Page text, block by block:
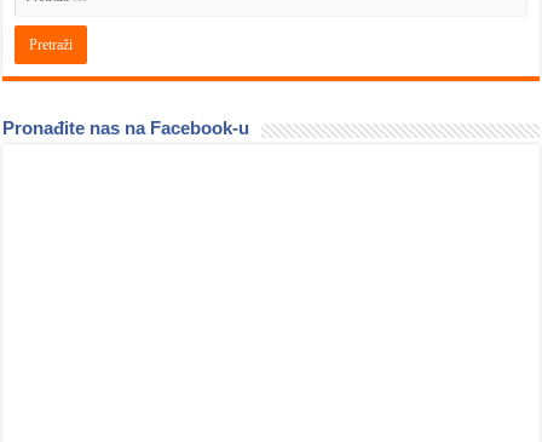
Pronađite nas na Facebook-u